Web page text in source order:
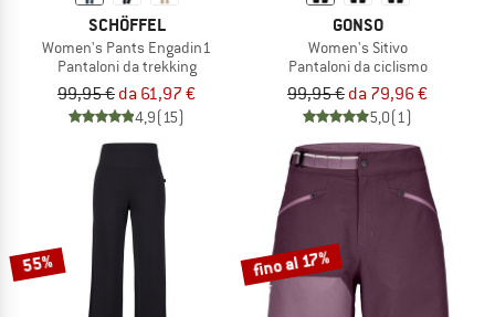
SCHÖFFEL
Women's Pants Engadin1
Pantaloni da trekking
99,95 € da 61,97 €
4,9(15)
GONSO
Women's Sitivo
Pantaloni da ciclismo
99,95 € da 79,96 €
5,0(1)
55% fino al 17%